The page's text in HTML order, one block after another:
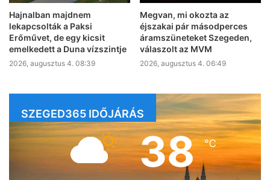
Hajnalban majdnem
lekapcsolták a Paksi
Erőművet, de egy kicsit
emelkedett a Duna vízszintje
2026, augusztus 4. 08:39
Megvan, mi okozta az
éjszakai pár másodperces
áramszüneteket Szegeden,
válaszolt az MVM
2026, augusztus 4. 06:49
SZEGED365 IDŐJÁRÁS
38℃